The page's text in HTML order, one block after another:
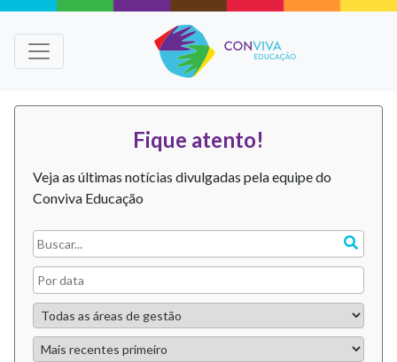
Fique atento!
Veja as últimas notícias divulgadas pela equipe do
Conviva Educação